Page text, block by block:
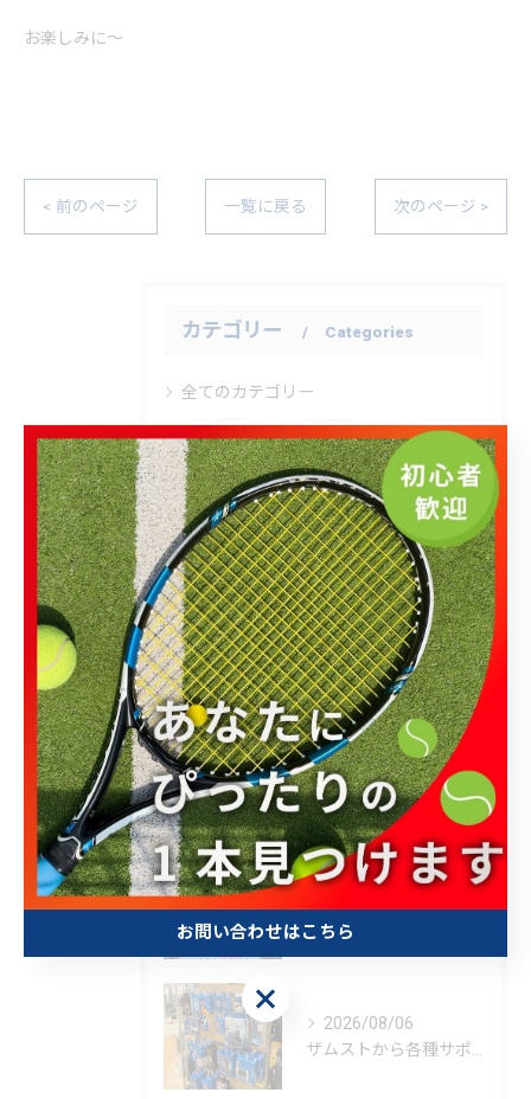
お楽しみに〜
< 前のページ 一覧に戻る 次のページ >
カテゴリー Categories
全てのカテゴリー
ラケットショップキャビン大宮店
ラケットショップキャビン柏店
テニス
ソフトテニス
バドミントン
ガット
専門店
最近の投稿 Recent Posts
2026/08/07
2026/08/06
お問い合わせはこちら
お問い合わせはこちら